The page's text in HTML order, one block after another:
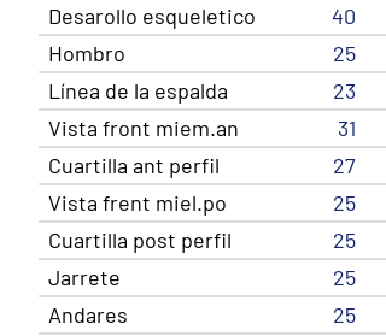
Desarollo esqueletico
40
Hombro
25
Línea de la espalda
23
Vista front miem.an
31
Cuartilla ant perfil
27
Vista frent miel.po
25
Cuartilla post perfil
25
Jarrete
25
Andares
25